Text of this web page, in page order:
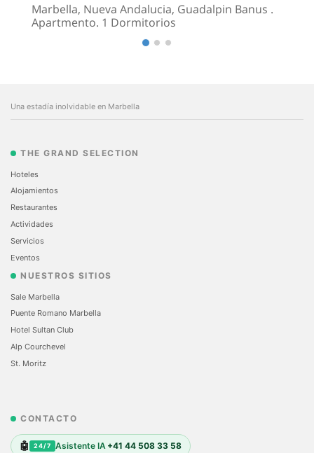
Marbella, Nueva Andalucia, Guadalpin Banus .
Apartmento. 1 Dormitorios
Una estadía inolvidable en Marbella
THE GRAND SELECTION
Hoteles
Alojamientos
Restaurantes
Actividades
Servicios
Eventos
NUESTROS SITIOS
Sale Marbella
Puente Romano Marbella
Hotel Sultan Club
Alp Courchevel
St. Moritz
CONTACTO
🤖 24/7 Asistente IA +41 44 508 33 58